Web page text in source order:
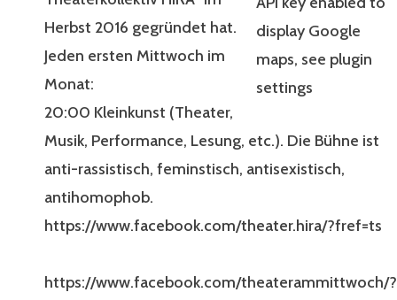
display Google
maps, see plugin
settings
Herbst 2016 gegründet hat.
Jeden ersten Mittwoch im
Monat:
20:00 Kleinkunst (Theater,
Musik, Performance, Lesung, etc.). Die Bühne ist
anti-rassistisch, feminstisch, antisexistisch,
antihomophob.
https://www.facebook.com/theater.hira/?fref=ts
https://www.facebook.com/theaterammittwoch/?